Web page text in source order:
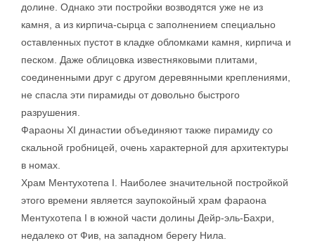
долине. Однако эти постройки возводятся уже не из
камня, а из кирпича-сырца с заполнением специально
оставленных пустот в кладке обломками камня, кирпича и
песком. Даже облицовка известняковыми плитами,
соединенными друг с другом деревянными креплениями,
не спасла эти пирамиды от довольно быстрого
разрушения.
Фараоны XI династии объединяют также пирамиду со
скальной гробницей, очень характерной для архитектуры
в номах.
Храм Ментухотепа I. Наиболее значительной постройкой
этого времени является заупокойный храм фараона
Ментухотепа I в южной части долины Дейр-эль-Бахри,
недалеко от Фив, на западном берегу Нила.